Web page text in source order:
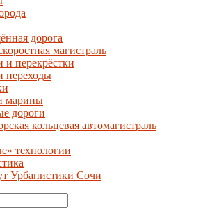
дорога
магистраль
и перекрёстки
переходы
марины
дороги
кольцевая автомагистраль
технологии
Урбанистики Сочи